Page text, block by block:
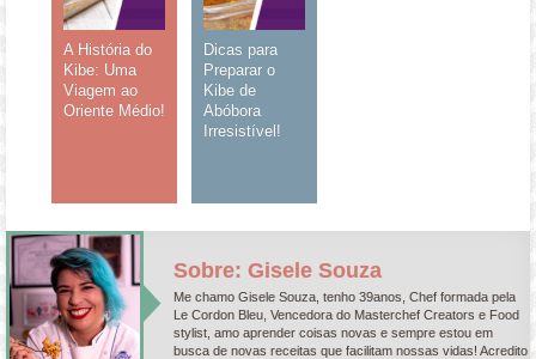
A História do
Kibe: Uma
Viagem ao
Oriente Médio!
Dicas para
Preparar o
Kibe de
Abóbora
Irresistível!
Sobre: Gisele Souza
Me chamo Gisele Souza, tenho 39anos, Chef formada pela
Le Cordon Bleu, Vencedora do Masterchef Creators e Food
stylist, amo aprender coisas novas e sempre estou em
busca de novas receitas que facilitam nossas vidas! Acredito